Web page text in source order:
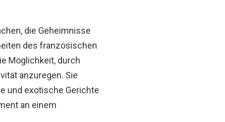
die Geheimnisse
des französischen
Möglichkeit, durch
anzuregen. Sie
und exotische Gerichte
an einem